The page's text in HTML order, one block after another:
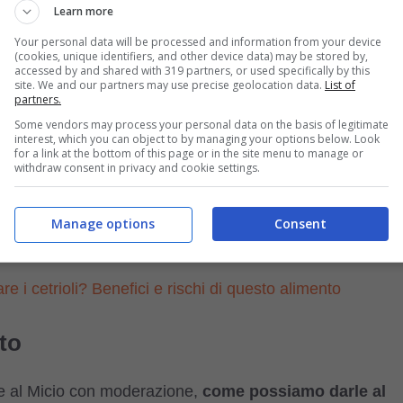
da il colore rosso alla rapa. E’ molto utile per
cardiovascolare del gatto e perrafforzare il
sono utili per la digestione del gatto. Inoltre le fibre
la formazione diboli di pelo nel gatto.
Tuttavia prima di dare qualsiasi alimento
contattare il proprio
veterinario
i cetrioli? Benefici e rischi di questo alimento
al Micio con moderazione, come possiamo darle al
Learn more
Your personal data will be processed and information from your device
(cookies, unique identifiers, and other device data) may be stored by,
accessed by and shared with 319 partners, or used specifically by this
site. We and our partners may use precise geolocation data. List of
partners.
Some vendors may process your personal data on the basis of legitimate
interest, which you can object to by managing your options below. Look
for a link at the bottom of this page or in the site menu to manage or
withdraw consent in privacy and cookie settings.
Consent
Manage options